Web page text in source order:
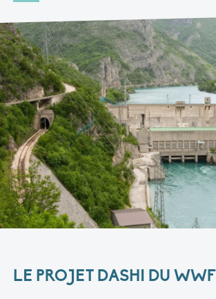
LE PROJET DASHI DU WWF